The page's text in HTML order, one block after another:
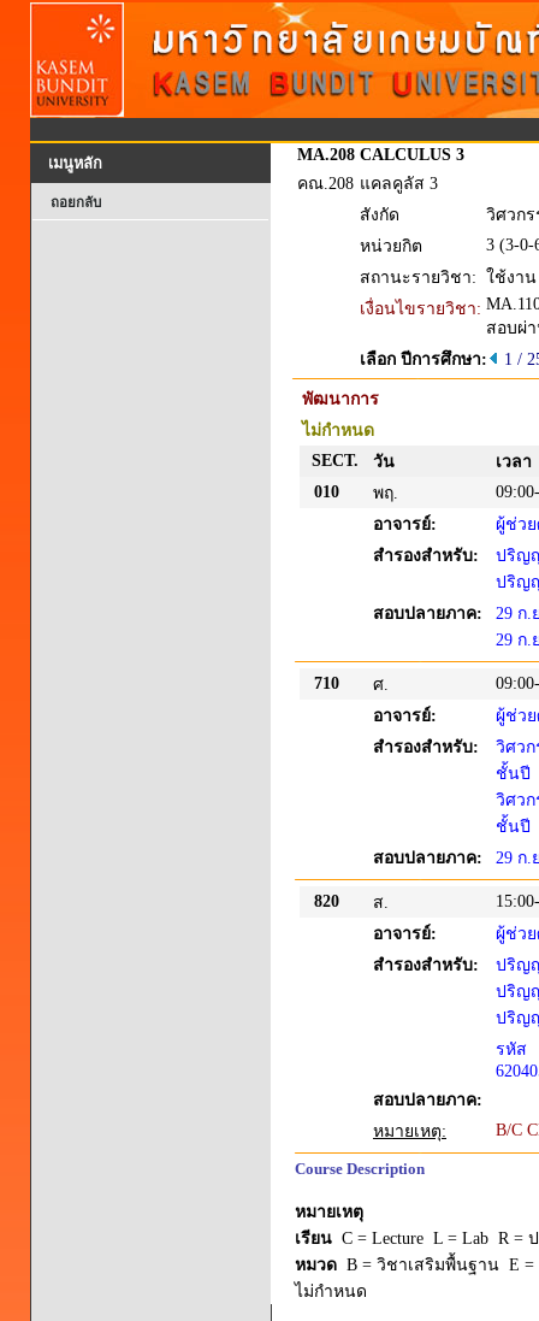
เมนูหลัก
ถอยกลับ
MA.208 CALCULUS 3
คณ.208 แคลคูลัส 3
สังกัด
วิศวก
หน่วยกิต
3 (3-0-
สถานะรายวิชา: ใช้งาน
เงื่อนไขรายวิชา:
สอบผ่
เลือก ปีการศึกษา:
1 /
พัฒนาการ
ไม่กำหนด
SECT.
วัน
เวลา
010
พฤ.
อาจารย์:
ผู้ช่ว
สำรองสำหรับ:
ปริญ
ปริญ
สอบปลายภาค:
29 ก.
29 ก.
710 ศ.
อาจารย์:
ผู้ช่ว
สำรองสำหรับ:
วิศว
ชั้นปี
วิศว
ชั้นปี
สอบปลายภาค:
29 ก.
820 ส.
อาจารย์:
ผู้ช่ว
สำรองสำหรับ:
ปริญ
ปริญ
ปริญ
รหัส
สอบปลายภาค:
หมายเหตุ:
B/C
Course Description
หมายเหตุ
เรียน C = Lecture L = Lab R =
หมวด B = วิชาเสริมพื้นฐาน E
ไม่กำหนด